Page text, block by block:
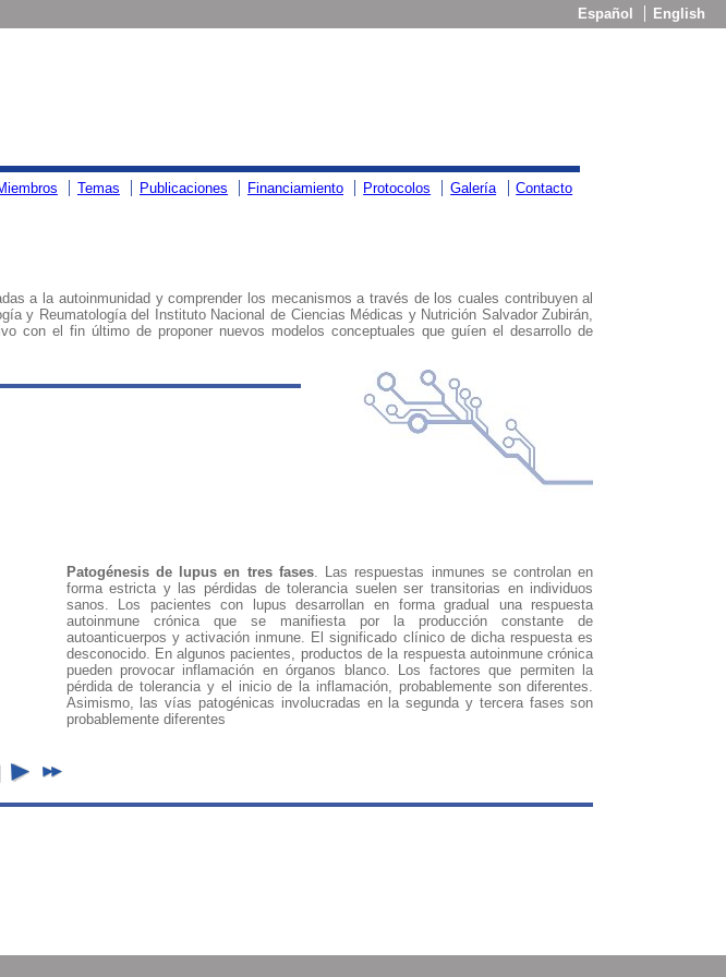
Español English
Temas Publicaciones Financiamiento Protocolos Galería Contacto
a la autoinmunidad y comprender los mecanismos a través de los cuales contribuyen al
y Reumatología del Instituto Nacional de Ciencias Médicas y Nutrición Salvador Zubirán,
el fin último de proponer nuevos modelos conceptuales que guíen el desarrollo de
Patogénesis de lupus en tres fases. Las respuestas inmunes se controlan en
forma estricta y las pérdidas de tolerancia suelen ser transitorias en individuos
sanos. Los pacientes con lupus desarrollan en forma gradual una respuesta
autoinmune crónica que se manifiesta por la producción constante de
autoanticuerpos y activación inmune. El significado clínico de dicha respuesta es
desconocido. En algunos pacientes, productos de la respuesta autoinmune crónica
pueden provocar inflamación en órganos blanco. Los factores que permiten la
pérdida de tolerancia y el inicio de la inflamación, probablemente son diferentes.
Asimismo, las vías patogénicas involucradas en la segunda y tercera fases son
probablemente diferentes